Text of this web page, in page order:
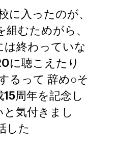
に入ったのが、
むためがら、
終わっていな
に聴こえたり
るって 辞め○そ
周年を記念し
気付きまし
した